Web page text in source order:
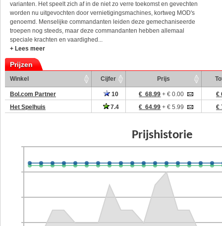
varianten. Het speelt zich af in de niet zo verre toekomst en gevechten
worden nu uitgevochten door vernietigingsmachines, kortweg MOD's
genoemd. Menselijke commandanten leiden deze gemechaniseerde
troepen nog steeds, maar deze commandanten hebben allemaal
speciale krachten en vaardighed...
+ Lees meer
Prijzen
Winkel Cijfer Prijs
Bol.com Partner 10 € 68.99 + € 0.00
€
Het Spelhuis
7.4 € 64.99 + € 5.99 €